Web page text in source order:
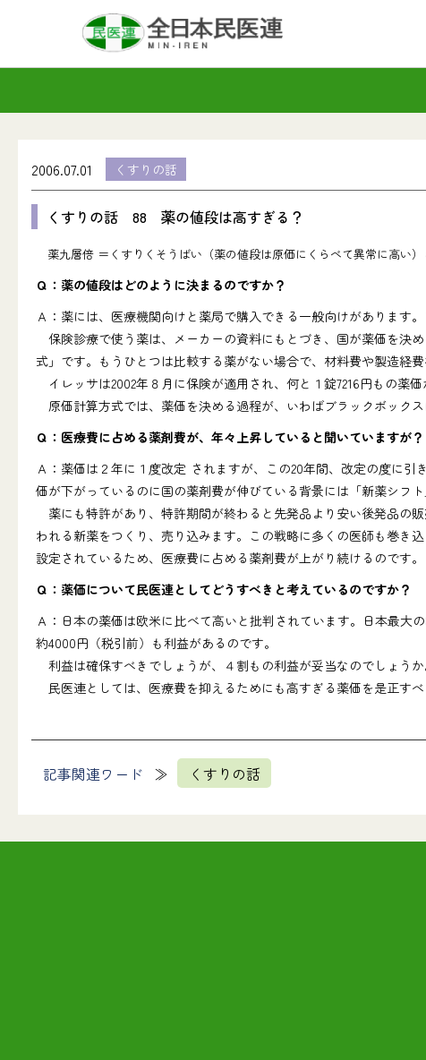
2006.07.01 くすりの話
くすりの話 88 薬の値段は高すぎる？
薬九層倍 ＝くすりくそうばい（薬の値段は原価にくらべて異常に高い
Ｑ：薬の値段はどのように決まるのですか？
Ａ：薬には、医療機関向けと薬局で購入できる一般向けがあります
保険診療で使う薬は、メーカーの資料にもとづき、国が薬価を決
式」です。もうひとつは比較する薬がない場合で、材料費や製造経
イレッサは2002年８月に保険が適用され、何と１錠7216円もの薬
原価計算方式では、薬価を決める過程が、いわばブラックボックス
Ｑ：医療費に占める薬剤費が、年々上昇していると聞いていますが？
Ａ：薬価は２年に１度改定 されますが、この20年間、改定の度に
価が下がっているのに国の薬剤費が伸びている背景には「新薬シフ
薬にも特許があり、特許期間が終わると先発品より安い後発品の
われる新薬をつくり、売り込みます。この戦略に多くの医師も巻き
設定されているため、医療費に占める薬剤費が上がり続けるのです。
Ｑ：薬価について民医連としてどうすべきと考えているのですか？
Ａ：日本の薬価は欧米に比べて高いと批判されています。日本最大
約4000円（税引前）も利益があるのです。
利益は確保すべきでしょうが、４割もの利益が妥当なのでしょう
民医連としては、医療費を抑えるためにも高すぎる薬価を是正す
記事関連ワード くすりの話